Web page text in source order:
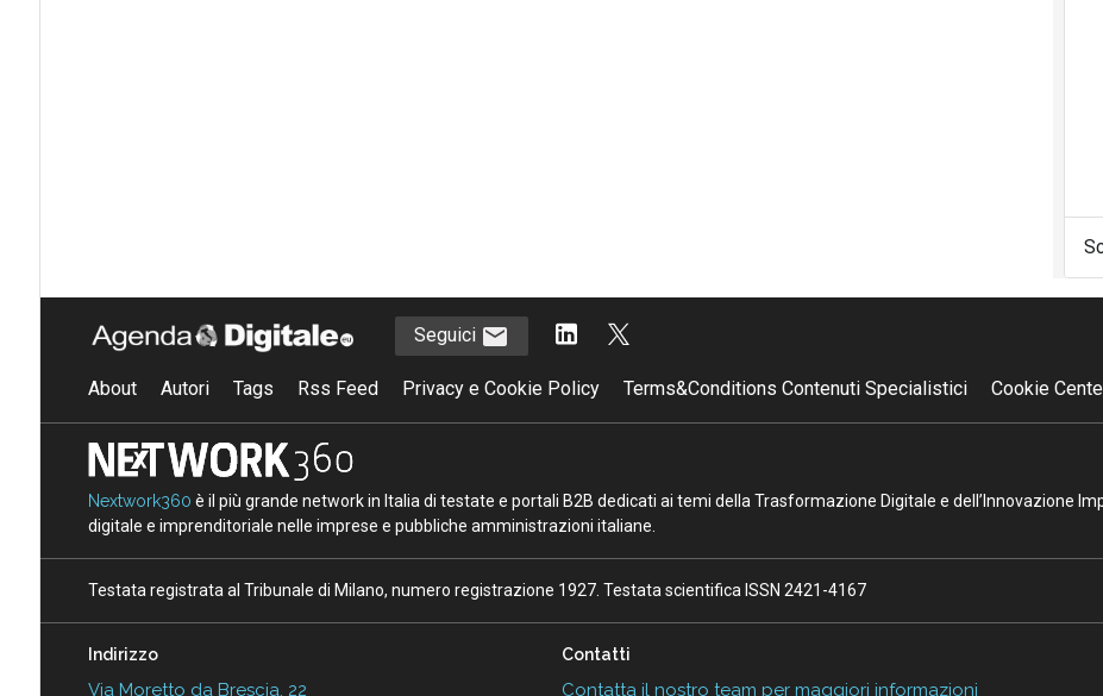
Seguici
About Autori Tags Rss Feed Privacy e Cookie Policy Terms&Conditions Contenuti Specialistici Cookie
Nextwork360 è il più grande network in Italia di testate e portali B2B dedicati ai temi della Trasformazione Digitale e dell’Innovazione
digitale e imprenditoriale nelle imprese e pubbliche amministrazioni italiane.
Testata registrata al Tribunale di Milano, numero registrazione 1927. Testata scientifica ISSN 2421-4167
Indirizzo
Via Moretto da Brescia, 22
Contatti
Contatta il nostro team per maggiori informazioni